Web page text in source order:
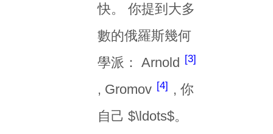
快。 你提到大多
數的俄羅斯幾何
學派： Arnold
3
, Gromov 4
, 你
自己 $\ldots$。